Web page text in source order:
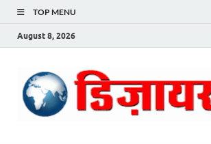
TOP MENU
August 8, 2026